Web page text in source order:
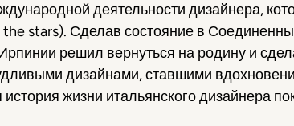
деятельности дизайнера,
stars). Сделав состояние в
решил вернуться на родину и
дизайнами, ставшими
жизни итальянского дизайнера